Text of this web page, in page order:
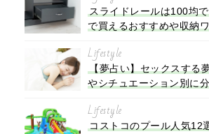
スライドレールは100均
で買えるおすすめや収納
Lifestyle
【夢占い】セックスする
やシチュエーション別に
Lifestyle
コストコのプール人気12